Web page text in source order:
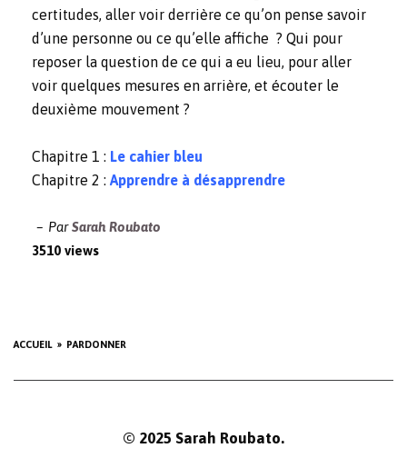
ACCUEIL PARDONNER
certitudes, aller voir derrière ce qu’on pense savoir
d’une personne ou ce qu’elle affiche ? Qui pour
reposer la question de ce qui a eu lieu, pour aller
voir quelques mesures en arrière, et écouter le
deuxième mouvement ?
Chapitre 1 : Le cahier bleu
Chapitre 2 : Apprendre à désapprendre
ParSarah Roubato
3510 views
© 2025 Sarah Roubato.